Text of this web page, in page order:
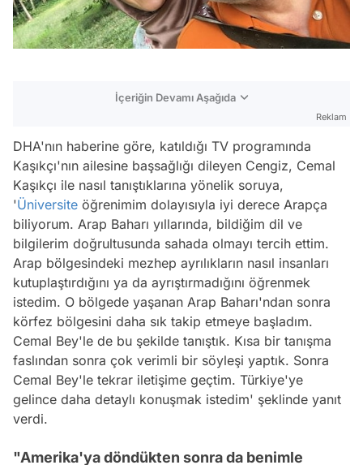
İçeriğin Devamı Aşağıda
Reklam
DHA'nın haberine göre, katıldığı TV programında
Kaşıkçı'nın ailesine başsağlığı dileyen Cengiz, Cemal
Kaşıkçı ile nasıl tanıştıklarına yönelik soruya,
'Üniversite öğrenimim dolayısıyla iyi derece Arapça
biliyorum. Arap Baharı yıllarında, bildiğim dil ve
bilgilerim doğrultusunda sahada olmayı tercih ettim.
Arap bölgesindeki mezhep ayrılıkların nasıl insanları
kutuplaştırdığını ya da ayrıştırmadığını öğrenmek
istedim. O bölgede yaşanan Arap Baharı'ndan sonra
körfez bölgesini daha sık takip etmeye başladım.
Cemal Bey'le de bu şekilde tanıştık. Kısa bir tanışma
faslından sonra çok verimli bir söyleşi yaptık. Sonra
Cemal Bey'le tekrar iletişime geçtim. Türkiye'ye
gelince daha detaylı konuşmak istedim' şeklinde yanıt
verdi.
"Amerika'ya döndükten sonra da benimle